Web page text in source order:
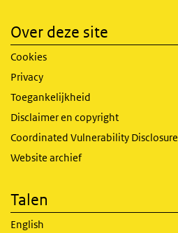
Over deze site
Cookies
Privacy
Toegankelijkheid
Disclaimer en copyright
Coordinated Vulnerability Disclosure
Website archief
Talen
English